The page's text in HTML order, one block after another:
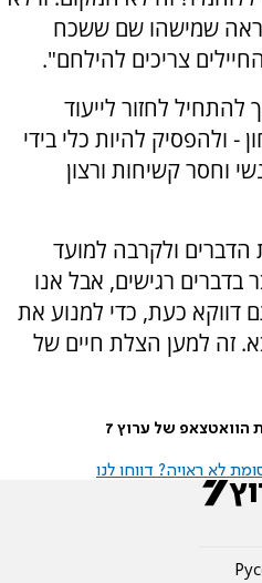
שמישהו שם ששכח
צריכים להילחם".
להתחיל לחזור לייעוד
- ולהפסיק להיות כלי בידי
וחסר קשיחות ורצון
הדברים ולקרבה למועד
בדברים רגישים, אבל אנו
דווקא כעת, כדי למנוע את
זה למען הצלת חיים של
הוואטצאפ של ערוץ 7
לא ראויה? דווחו לנו